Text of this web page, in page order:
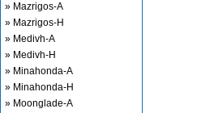
» Mazrigos-A
» Mazrigos-H
» Medivh-A
» Medivh-H
» Minahonda-A
» Minahonda-H
» Moonglade-A